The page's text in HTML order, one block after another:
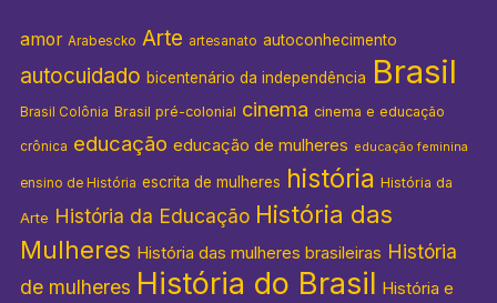
amor Arabescko Arte artesanato autoconhecimento
autocuidado bicentenário da independência Brasil
Brasil Colônia Brasil pré-colonial cinema cinema e educação
crônica educação educação de mulheres educação feminina
ensino de História escrita de mulheres história História da
Arte História da Educação História das
Mulheres História das mulheres brasileiras História
de mulheres História do Brasil História e